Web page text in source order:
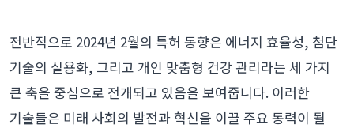
전반적으로 2024년 2월의 특허 동향은 에너지 효율성, 첨단
기술의 실용화, 그리고 개인 맞춤형 건강 관리라는 세 가지
큰 축을 중심으로 전개되고 있음을 보여줍니다. 이러한
기술들은 미래 사회의 발전과 혁신을 이끌 주요 동력이 될